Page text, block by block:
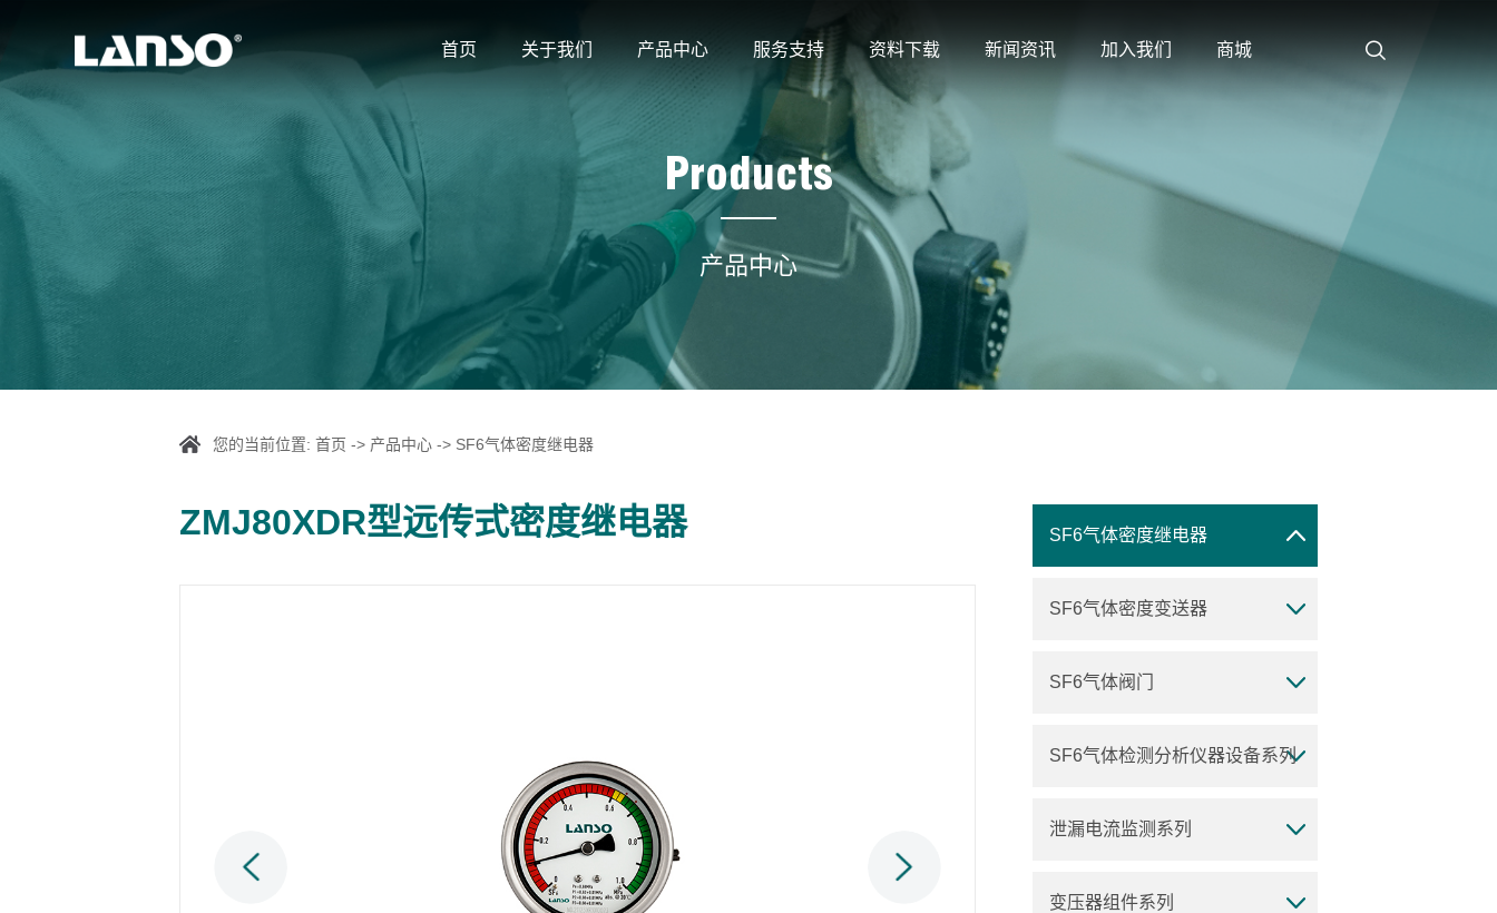
首页 关于我们 产品中心 服务支持 资料下载 新闻资讯 加入我们 商城 
Products
产品中心
您的当前位置:首页 -> 产品中心 -> SF6气体密度继电器
SF6气体密度继电器
SF6气体密度变送器
SF6气体阀门
SF6气体检测分析仪器设备系列
泄漏电流监测系列
变压器组件系列
ZMJ80XDR型远传式密度继电器